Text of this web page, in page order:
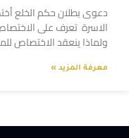
دعوى بطلان حكم الخلع
الاسرة تعرف على
ولماذا ينعقد الاختصاص
معرفة المزيد »